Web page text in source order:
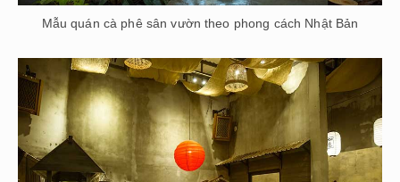
Mẫu quán cà phê sân vườn theo phong cách Nhật Bản